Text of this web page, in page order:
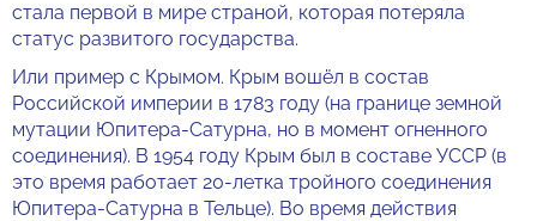
стала первой в мире страной, которая потеряла
статус развитого государства.
Или пример с Крымом. Крым вошёл в состав
Российской империи в 1783 году (на границе земной
мутации Юпитера-Сатурна, но в момент огненного
соединения). В 1954 году Крым был в составе УССР (в
это время работает 20-летка тройного соединения
Юпитера-Сатурна в Тельце). Во время действия